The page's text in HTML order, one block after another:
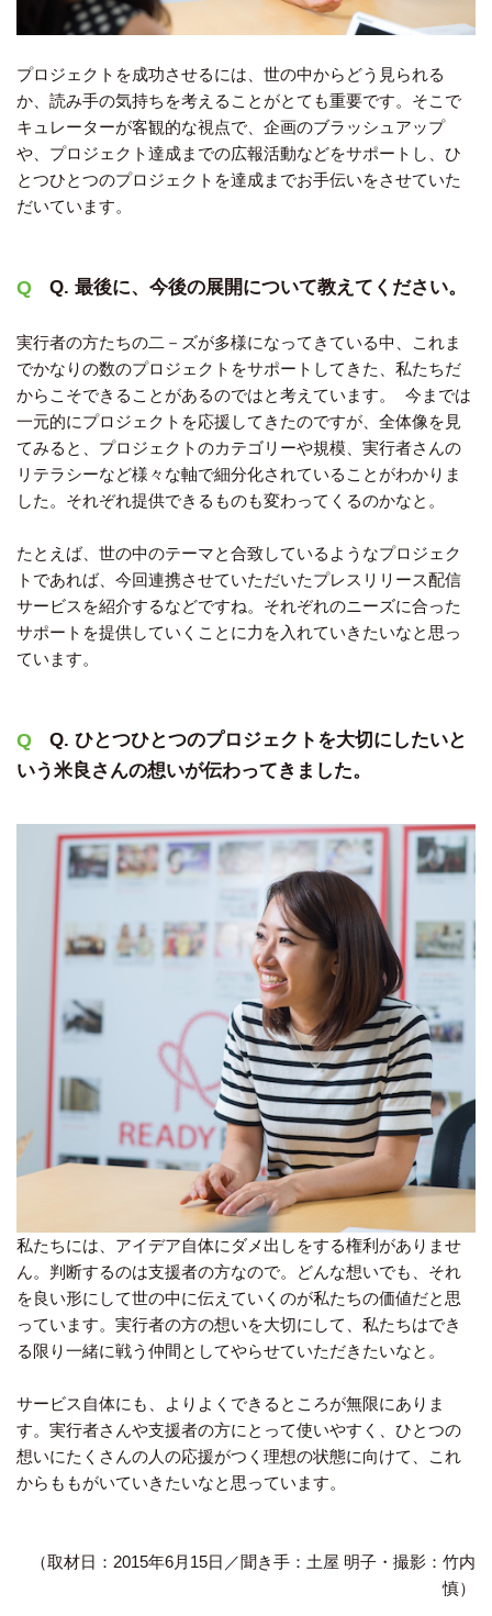
プロジェクトを成功させるには、世の中からどう見られる
か、読み手の気持ちを考えることがとても重要です。そこで
キュレーターが客観的な視点で、企画のブラッシュアップ
や、プロジェクト達成までの広報活動などをサポートし、ひ
とつひとつのプロジェクトを達成までお手伝いをさせていた
だいています。
Q. 最後に、今後の展開について教えてください。
実行者の方たちの二－ズが多様になってきている中、これま
でかなりの数のプロジェクトをサポートしてきた、私たちだ
からこそできることがあるのではと考えています。 今までは
一元的にプロジェクトを応援してきたのですが、全体像を見
てみると、プロジェクトのカテゴリーや規模、実行者さんの
リテラシーなど様々な軸で細分化されていることがわかりま
した。それぞれ提供できるものも変わってくるのかなと。
たとえば、世の中のテーマと合致しているようなプロジェク
トであれば、今回連携させていただいたプレスリリース配信
サービスを紹介するなどですね。それぞれのニーズに合った
サポートを提供していくことに力を入れていきたいなと思っ
ています。
Q. ひとつひとつのプロジェクトを大切にしたいと
いう米良さんの想いが伝わってきました。
私たちには、アイデア自体にダメ出しをする権利がありませ
ん。判断するのは支援者の方なので。どんな想いでも、それ
を良い形にして世の中に伝えていくのが私たちの価値だと思
っています。実行者の方の想いを大切にして、私たちはでき
る限り一緒に戦う仲間としてやらせていただきたいなと。
サービス自体にも、よりよくできるところが無限にありま
す。実行者さんや支援者の方にとって使いやすく、ひとつの
想いにたくさんの人の応援がつく理想の状態に向けて、これ
からももがいていきたいなと思っています。
（取材日：2015年6月15日／聞き手：土屋 明子・撮影：竹内
慎）